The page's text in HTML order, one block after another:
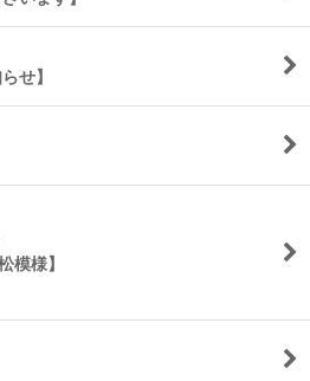
せ】
模様】